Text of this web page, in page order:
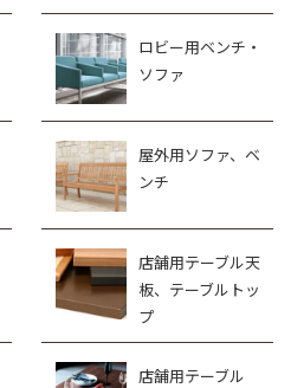
ロビー用ベンチ・
ソファ
屋外用ソファ、ベ
ンチ
店舗用テーブル天
板、テーブルトッ
プ
店舗用テーブル